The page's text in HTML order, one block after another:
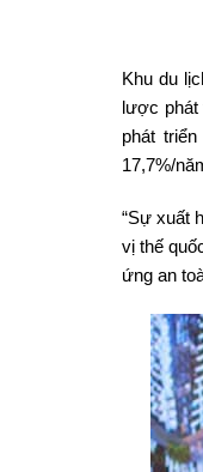
Khu du
lược phát
phát
17,7%/
“Sự xuất
vị thế
ứng an